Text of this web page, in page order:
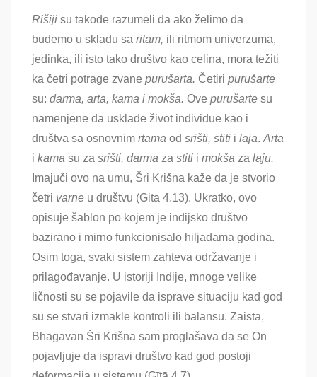
Rišiji su takođe razumeli da ako želimo da
budemo u skladu sa ritam, ili ritmom univerzuma,
jedinka, ili isto tako društvo kao celina, mora težiti
ka četri potrage zvane purušarta. Četiri purušarte
su: darma, arta, kama i mokša. Ove purušarte su
namenjene da usklade život individue kao i
društva sa osnovnim rtama od srišti, stiti i laja. Arta
i kama su za srišti, darma za stiti i mokša za laju.
Imajuči ovo na umu, Šri Krišna kaže da je stvorio
četri varne u društvu (Gita 4.13). Ukratko, ovo
opisuje šablon po kojem je indijsko društvo
bazirano i mirno funkcionisalo hiljadama godina.
Osim toga, svaki sistem zahteva održavanje i
prilagođavanje. U istoriji Indije, mnoge velike
ličnosti su se pojavile da isprave situaciju kad god
su se stvari izmakle kontroli ili balansu. Zaista,
Bhagavan Šri Krišna sam proglašava da se On
pojavljuje da ispravi društvo kad god postoji